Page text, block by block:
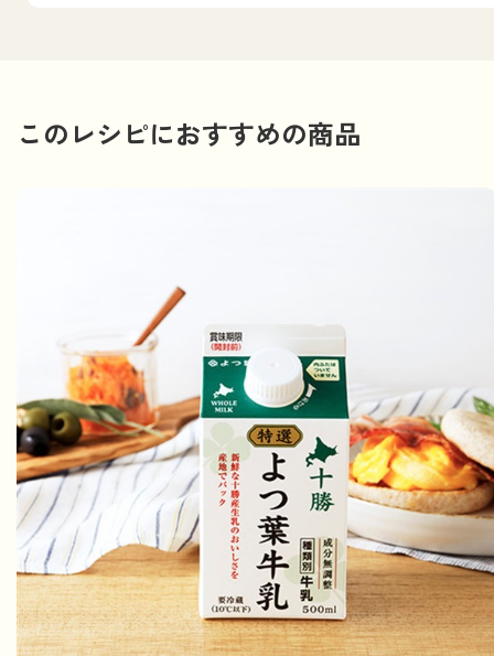
このレシピにおすすめの商品